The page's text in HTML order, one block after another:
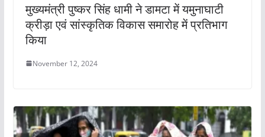
मुख्यमंत्री पुष्कर सिंह धामी ने डामटा में यमुनाघाटी
क्रीड़ा एवं सांस्कृतिक विकास समारोह में प्रतिभाग
किया
November 12, 2024